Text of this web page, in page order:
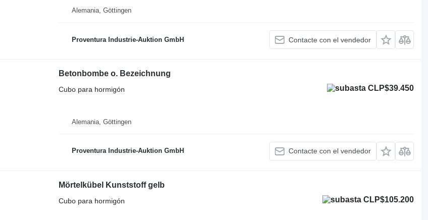
Alemania, Göttingen
Proventura Industrie-Auktion GmbH Contacte con el vendedor
Betonbombe o. Bezeichnung
CLP$39.450
Cubo para hormigón
Alemania, Göttingen
Proventura Industrie-Auktion GmbH Contacte con el vendedor
Mörtelkübel Kunststoff gelb
CLP$105.200
Cubo para hormigón